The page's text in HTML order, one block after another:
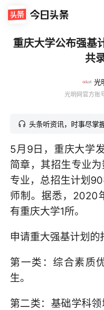
重庆大学公布强基
共
光
光明网官方账
头条听资讯，时事尽掌
5月9日，重庆大学
简章，其招生专业
专业，总招生计划
师制。据悉，2020
有重庆大学1所。
申请重大强基计划的
第一类：综合素质
生。
第二类：基础学科